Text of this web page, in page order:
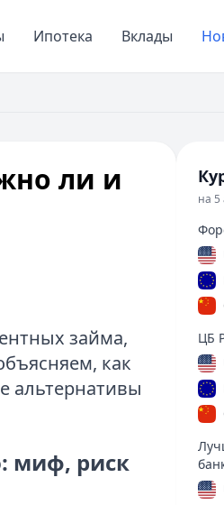
Ипотека Вклады
ли и
займа,
как
альтернативы
миф, риск
на 5
ЦБ